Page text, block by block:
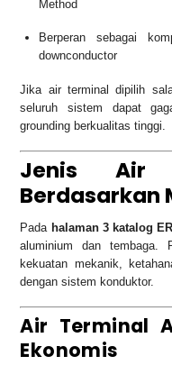
Method
Berperan sebagai
downconductor
Jika air terminal dipilih
seluruh sistem dapat
grounding berkualitas tinggi.
Jenis Air
Berdasarkan
Pada halaman 3 katalog
aluminium dan tembaga.
kekuatan mekanik,
dengan sistem konduktor.
Air Terminal
Ekonomis